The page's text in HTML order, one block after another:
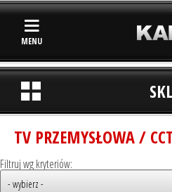
MENU
TV PRZEMYSŁOWA /
Filtruj wg kryteriów: